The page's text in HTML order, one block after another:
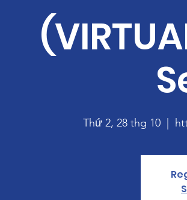
Thứ 2, 28 thg 10
  |